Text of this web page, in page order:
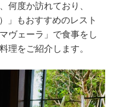
何度か訪れており、
」もおすすめのレスト
ヴェーラ」で食事をし
理をご紹介します。